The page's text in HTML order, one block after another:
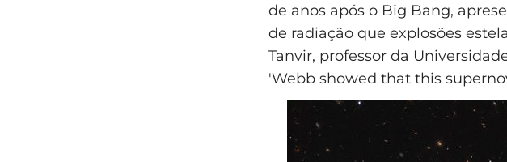
de anos após o Big Bang,
de radiação que explosões
Tanvir, professor da
'Webb showed that this